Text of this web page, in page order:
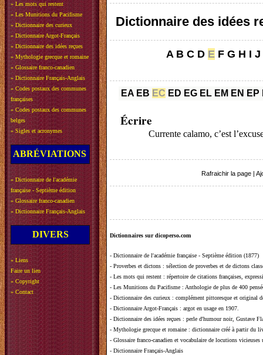
» Les mots qui restent
» Les Munitions du Pacifisme
» Dictionnaire des curieux
» Dictionnaire Argot-Français
» Dictionnaire des idées reçues
» Mythologie grecque et romaine
» Glossaire franco-canadien
» Dictionnaire Français-Anglais
» Codes postaux des communes
françaises
» Codes postaux des communes
belges
» Sigles et acronymes
ABRÉVIATIONS
» Dictionnaire de l'académie
française - Septième édition
» Glossaire franco-canadien
» Dictionnaire Français-Anglais
DIVERS
» Liens
Faire un lien
» Copyright
» Contact
Dictionnaire des idées
A B C D E F G H I J
EA EB EC ED EG EL EM EN EP
Écrire
Currente calamo, c’est
Rafraichir la page
Dictionnaires sur dicoperso.com
- Dictionnaire de l'académie française - Septième édition (1877)
- Proverbes et dictons : sélection de proverbes et de dictons
- Les mots qui restent : répertoire de citations françaises,
- Les Munitions du Pacifisme : Anthologie de plus de 400
- Dictionnaire des curieux : complément pittoresque et original
- Dictionnaire Argot-Français : argot en usage en 1907.
- Dictionnaire des idées reçues : perle d'humour noir, Gustave
- Mythologie grecque et romaine : dictionnaire créé à partir du
- Glossaire franco-canadien et vocabulaire de locutions vicieuses
- Dictionnaire Français-Anglais